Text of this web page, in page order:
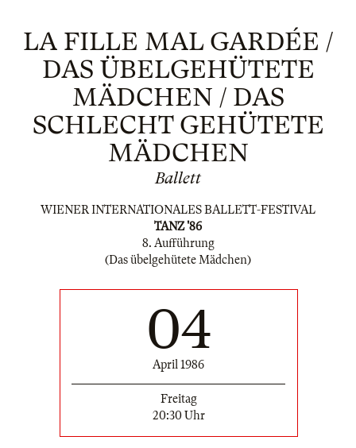
LA FILLE MAL GARDÉE /
DAS ÜBELGEHÜTETE
MÄDCHEN / DAS
SCHLECHT GEHÜTETE
MÄDCHEN
Ballett
WIENER INTERNATIONALES BALLETT-FESTIVAL
TANZ '86
8. Aufführung
(Das übelgehütete Mädchen)
04
April 1986
Freitag
20:30 Uhr